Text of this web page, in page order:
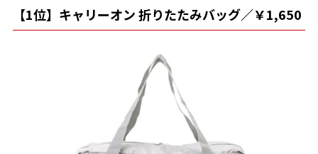
【1位】キャリーオン 折りたたみバッグ／￥1,650